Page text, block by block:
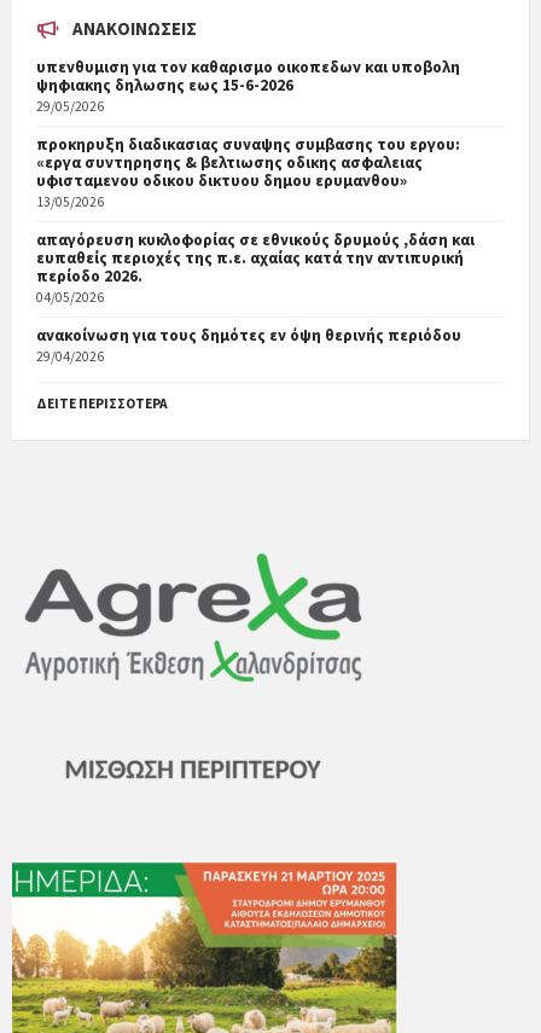
ΑΝΑΚΟΙΝΏΣΕΙΣ
υπενθυμιση για τον καθαρισμο οικοπεδων και υποβολη
ψηφιακης δηλωσης εως 15-6-2026
29/05/2026
προκηρυξη διαδικασιας συναψης συμβασης του εργου:
«εργα συντηρησης & βελτιωσης οδικης ασφαλειας
υφισταμενου οδικου δικτυου δημου ερυμανθου»
13/05/2026
απαγόρευση κυκλοφορίας σε εθνικούς δρυμούς ,δάση και
ευπαθείς περιοχές της π.ε. αχαίας κατά την αντιπυρική
περίοδο 2026.
04/05/2026
ανακοίνωση για τους δημότες εν όψη θερινής περιόδου
29/04/2026
ΔΕΊΤΕ ΠΕΡΙΣΣΌΤΕΡΑ